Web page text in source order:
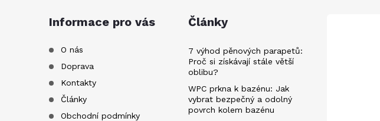
Informace pro vás
O nás
Doprava
Kontakty
Články
Obchodní podmínky
Články
7 výhod pěnových parapetů:
Proč si získávají stále větší
oblibu?
WPC prkna k bazénu: Jak
vybrat bezpečný a odolný
povrch kolem bazénu